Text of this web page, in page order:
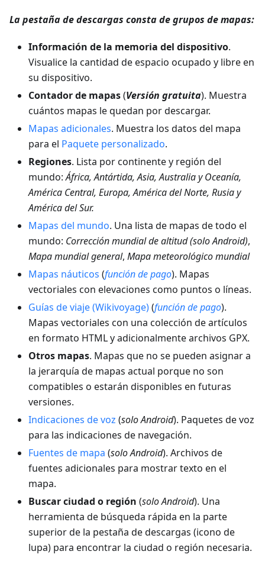
La pestaña de descargas consta de grupos de mapas:
Información de la memoria del dispositivo.
Visualice la cantidad de espacio ocupado y libre en
su dispositivo.
Contador de mapas(Versión gratuita). Muestra
cuántos mapas le quedan por descargar.
Mapas adicionales. Muestra los datos del mapa
para el Paquete personalizado.
Regiones. Lista por continente y región del
mundo:África, Antártida, Asia, Australia y Oceanía,
América Central, Europa, América del Norte, Rusia y
América del Sur.
Mapas del mundo. Una lista de mapas de todo el
mundo: Corrección mundial de altitud(solo Android),
Mapa mundial general, Mapa meteorológico mundial
Mapas náuticos (función de pago). Mapas
vectoriales con elevaciones como puntos o líneas.
Guías de viaje (Wikivoyage)(función de pago).
Mapas vectoriales con una colección de artículos
en formato HTML y adicionalmente archivos GPX.
Otros mapas. Mapas que no se pueden asignar a
la jerarquía de mapas actual porque no son
compatibles o estarán disponibles en futuras
versiones.
Indicaciones de voz (solo Android). Paquetes de voz
para las indicaciones de navegación.
Fuentes de mapa (solo Android). Archivos de
fuentes adicionales para mostrar texto en el
mapa.
Buscar ciudad o región (solo Android). Una
herramienta de búsqueda rápida en la parte
superior de la pestaña de descargas (icono de
lupa) para encontrar la ciudad o región necesaria.